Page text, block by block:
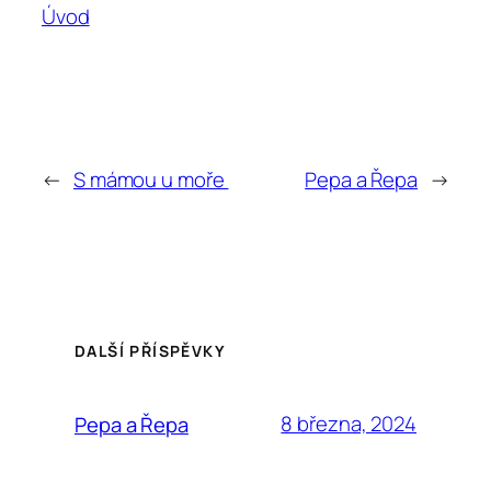
Úvod
← S mámou u moře Pepa a Řepa →
DALŠÍ PŘÍSPĚVKY
Pepa a Řepa 8 března, 2024